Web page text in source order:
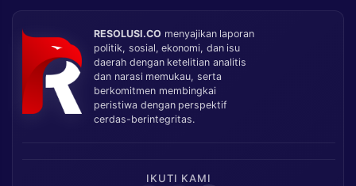
RESOLUSI.CO menyajikan laporan
politik, sosial, ekonomi, dan isu
daerah dengan ketelitian analitis
dan narasi memukau, serta
berkomitmen membingkai
peristiwa dengan perspektif
cerdas-berintegritas.
IKUTI KAMI